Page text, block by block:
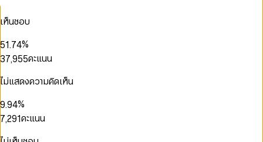
เห็นชอบ
3
5
6
7
8
9
1
2
3
4
5
6
7
8
.
5
7
8
9
2
4
5
6
7
8
9
%
0
2
3
5
7
8
9
3
4
6
7
9
,
6
8
9
2
3
4
5
7
9
2
3
4
5
7
9
คะแนน
ไม่แสดงความคิดเห็น
0
1
3
4
5
7
9.
1
3
4
5
7
9
0
2
4
5
6
7
%
0
1
2
3
4
6
7,
1
2
0
2
3
4
6
8
9
0
1คะแนน
0
2
3
4
1
2
3
4